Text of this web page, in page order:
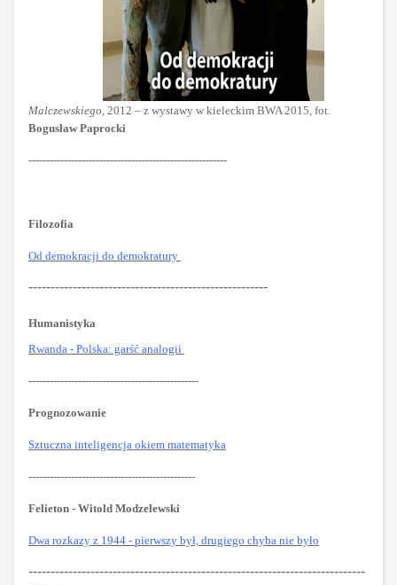
Malczewskiego , 2012 – z wystawy w kieleckim BWA 2015, fot.
Bogusław Paprocki
--------------------------------------------------------
Filozofia
Od demokracji do demokratury
------------------------------------------------------
Humanistyka
Rwanda - Polska: garść analogii
------------------------------------------------
Prognozowanie
Sztuczna inteligencja okiem matematyka
-----------------------------------------------
Felieton - Witold Modzelewski
Dwa rozkazy z 1944 - pierwszy był, drugiego chyba nie było
----------------------------------------------------------------------------